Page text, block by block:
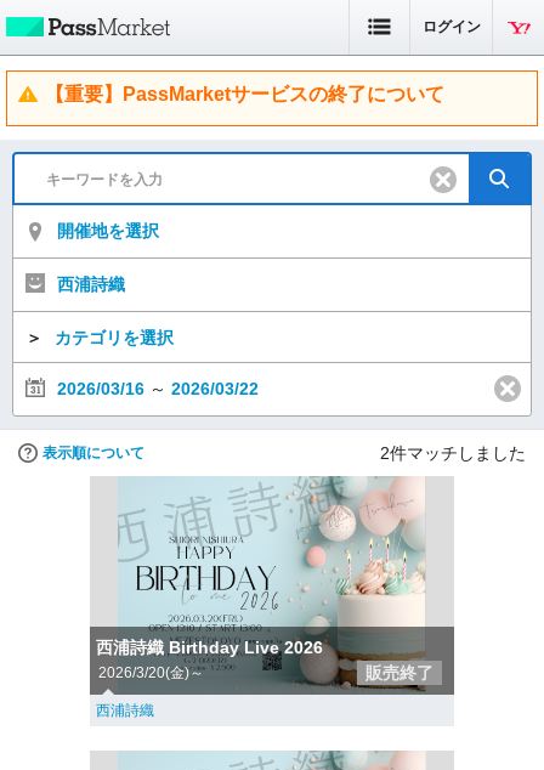
ログイン
【重要】PassMarketサービスの終了について
開催地を選択
西浦詩織
＞ カテゴリを選択
2026/03/16 ～ 2026/03/22
表示順について 2件マッチしました
西浦詩織 Birthday Live 2026
2026/3/20(金)～ 販売終了
西浦詩織